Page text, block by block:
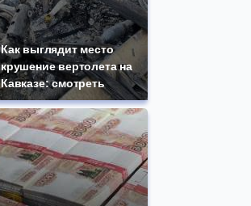
Как выглядит место
крушение вертолета на
Кавказе: смотреть